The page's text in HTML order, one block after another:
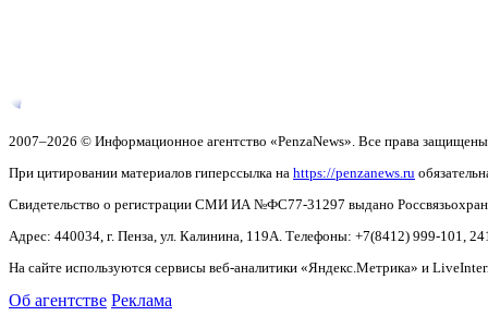
2007–2026 © Информационное агентство «PenzaNews». Все права
При цитировании материалов гиперссылка на https://penzanews.ru
Свидетельство о регистрации СМИ ИА №ФС77-31297 выдано
Адрес: 440034, г. Пенза, ул. Калинина, 119А. Телефоны: +7(8412) 999-101,
На сайте используются сервисы веб-аналитики «Яндекс.Метрика» и
Об агентстве Реклама